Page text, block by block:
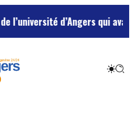
d’Angers qui avait